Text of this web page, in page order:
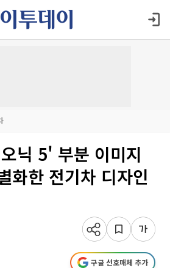
닉 5' 부분 이미지
화한 전기차 디자인
구글 선호매체 추가